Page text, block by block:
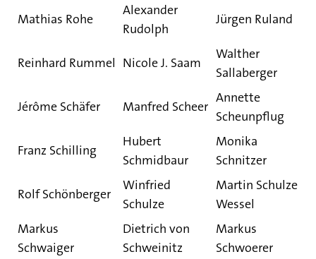
Mathias Rohe
Alexander
Rudolph
Jürgen Ruland
Reinhard Rummel Nicole J. Saam
Walther
Sallaberger
Jérôme Schäfer
Manfred Scheer
Annette
Scheunpflug
Franz Schilling
Hubert
Schmidbaur
Monika
Schnitzer
Rolf Schönberger
Winfried
Schulze
Martin Schulze
Wessel
Markus
Schwaiger
Dietrich von
Schweinitz
Markus
Schwoerer